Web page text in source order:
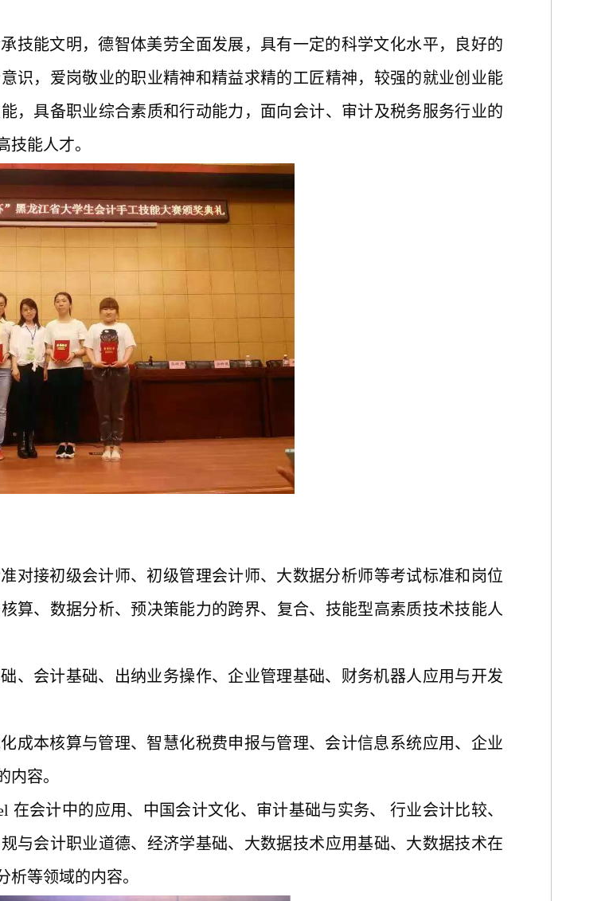
技能文明，德智体美劳全面发展，具有一定的科学文化水平，良好的
识，爱岗敬业的职业精神和精益求精的工匠精神，较强的就业创业能
，具备职业综合素质和行动能力，面向会计、审计及税务服务行业的
能人才。
对接初级会计师、初级管理会计师、大数据分析师等考试标准和岗位
算、数据分析、预决策能力的跨界、复合、技能型高素质技术技能人
、会计基础、出纳业务操作、企业管理基础、财务机器人应用与开发
成本核算与管理、智慧化税费申报与管理、会计信息系统应用、企业
容。
在会计中的应用、中国会计文化、审计基础与实务、 行业会计比较、
与会计职业道德、经济学基础、大数据技术应用基础、大数据技术在
等领域的内容。